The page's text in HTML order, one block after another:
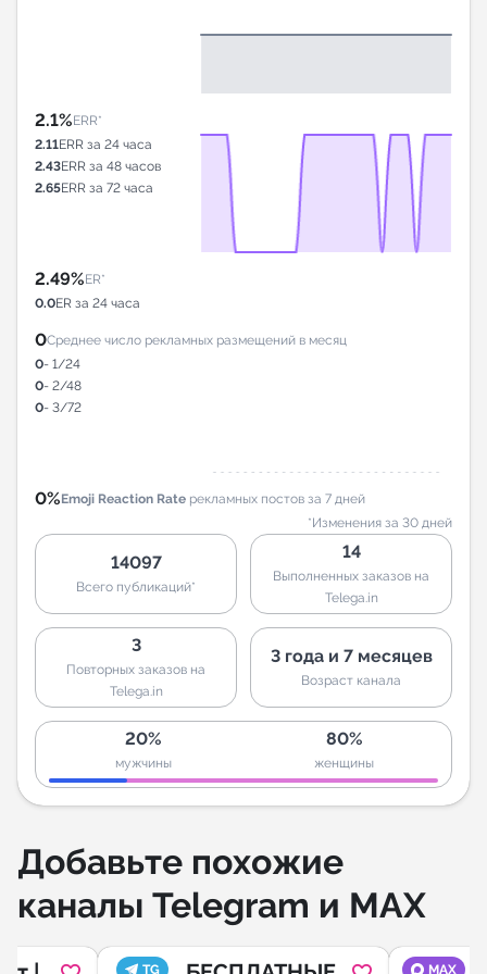
2.1%ERR*
2.11ERR за 24 часа
2.43ERR за 48 часов
2.65ERR за 72 часа
2.49%ER*
0.0ER за 24 часа
0Среднее число рекламных размещений в месяц
0- 1/24
0- 2/48
0- 3/72
0%Emoji Reaction Rate рекламных постов за 7 дней
*Изменения за 30 дней
14097
Всего публикаций*
14
Выполненных заказов на
Telega.in
3
Повторных заказов на
Telega.in
3 года и 7 месяцев
Возраст канала
20%
мужчины
80%
женщины
Добавьте похожие
каналы Telegram и MAX
TG MAX